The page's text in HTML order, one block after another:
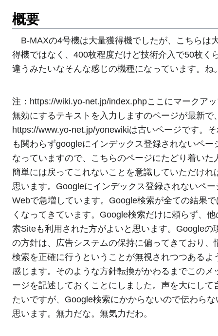
概要
B-MAXの4号機は大量獲得機でしたが、こちらは
得機ではなく、400枚程度だけど技術介入で50枚く
違うみたいなそんな感じの機種になっています。ね
注：https://wiki.yo-net.jp/index.phpここにマークア
無効にするテキストを入力しますのページが最新で
https://www.yo-net.jp/yonewikiは古いページです。
も関わらずgoogleにインデックス登録されないペー
なっていますので、こちらのページにたどり着いた
簡単には戻ってこれないことを意識していただけれ
思います。Googleにインデックス登録されないペー
Webで急増しています。Google検索が全ての結果
くなってきています。Google検索だけに頼らず、他
索Siteも利用された方がよいと思います。Googleの
の方針は、広告システムの保持に偏ってきており、
検索を正確に行うということが無視されつつあるよ
感じます。そのような方針転換がかわるまでこのメ
ージを記述しておくことにしました。声を大にして
たいですが、Google検索にかからないので伝わらな
思います。無力だな。無気力だわ。